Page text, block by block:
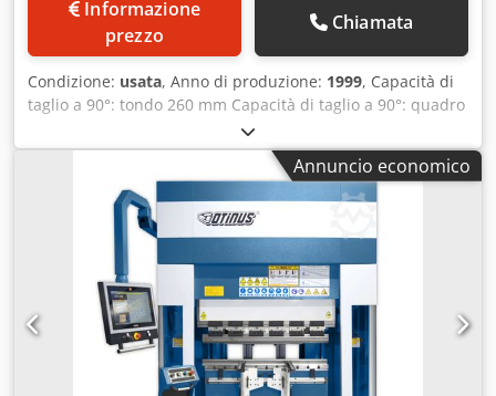
prezzo
Chiamata
Condizione: usata, Anno di produzione: 1999, Capacità di
taglio a 90°: tondo 260 mm Capacità di taglio a 90°: quadro
260 x 260 mm Capacità di taglio a 90°: piatto 400 x 260 mm
Capacità di taglio a 45° a destra: tondo 250 mm Capacità di
taglio a 45° a destra: quadro 240 x 240 mm Capacità di
taglio a 45° a destra: piatto 240 x 260 mm Capacità di taglio
a 45° a sinistra: tondo 250 mm Capacità di taglio a 45° a
sinistra: quadro 250 x 250 mm Capacità di taglio a 45° a
sinistra: piatto 290 x 250 mm Capacità di taglio a 60°:
tondo 160 mm Capacità di taglio a 60°: quadro 160 x 160
mm Capacità di taglio a 60°: piatto 110 x 260 mm Capacità
di taglio a 60° a sinistra: tondo 190 mm Capacità di taglio a
60° a sinistra: quadro 190 x 190 mm Capacità di taglio a
60° a sinistra: piatto 210 x 190 mm Dwedpfeyv Npmox
Annuncio economico